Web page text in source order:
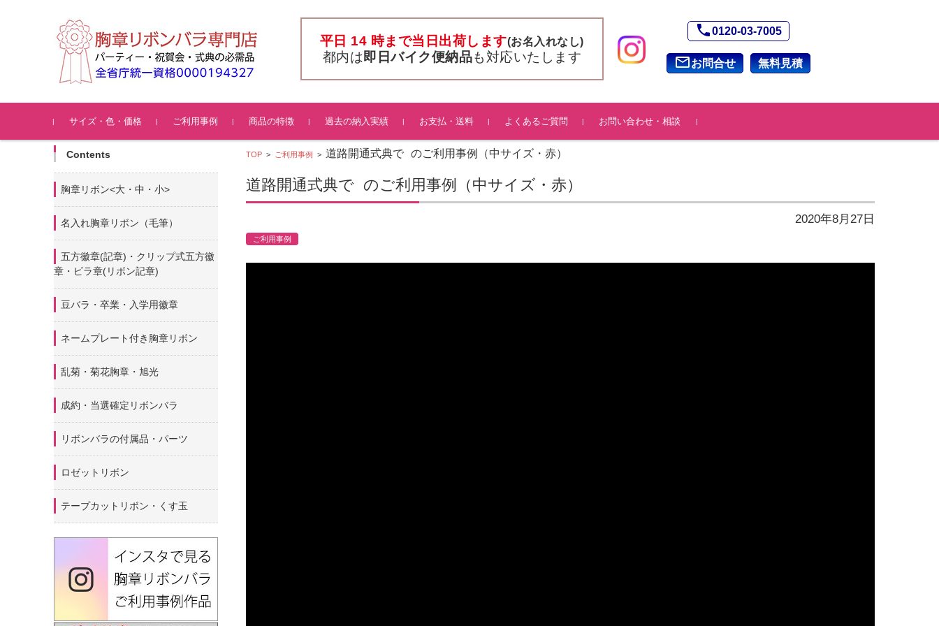
phone0120-03-7005
mail_outlineお問合せ 無料見積
平日 14 時まで当日出荷します(お名入れなし)
都内は即日バイク便納品も対応いたします
コンテンツに移動
サイズ・色・価格 ご利用事例 商品の特徴 過去の納入実績 お支払・送料 よくあるご質問 お問い合わせ・相談
TOP > ご利用事例 > 道路開通式典で のご利用事例（中サイズ・赤）
道路開通式典で のご利用事例（中サイズ・赤）
2020年8月27日
ご利用事例
Contents
胸章リボン<大・中・小>
名入れ胸章リボン（毛筆）
五方徽章(記章)・ クリップ式五方徽
章・ビラ章(リボン記章)
豆バラ・卒業・入学用徽章
ネームプレート付き胸章リボン
乱菊・菊花胸章・旭光
成約・当選確定リボンバラ
リボンバラの付属品・パーツ
ロゼットリボン
テープカットリボン・くす玉